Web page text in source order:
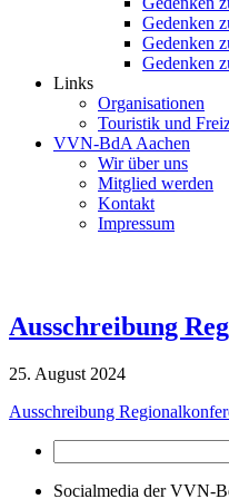
Gedenken
Gedenken
Gedenken
Links
Organisationen
Touristik und
VVN-BdA Aachen
Wir über uns
Mitglied werden
Kontakt
Impressum
Ausschreibung
25. August 2024
Ausschreibung
Socialmedia der VVN-